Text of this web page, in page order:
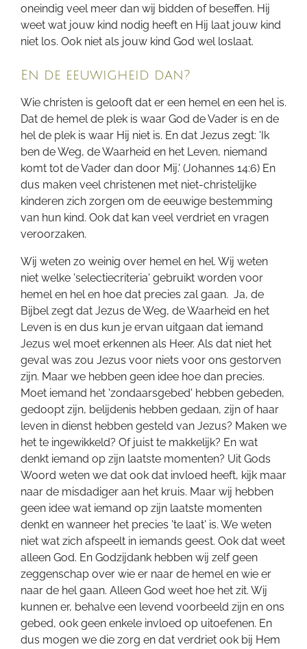
oneindig veel meer dan wij bidden of beseffen. Hij
weet wat jouw kind nodig heeft en Hij laat jouw kind
niet los. Ook niet als jouw kind God wel loslaat.
En de eeuwigheid dan?
Wie christen is gelooft dat er een hemel en een hel is.
Dat de hemel de plek is waar God de Vader is en de
hel de plek is waar Hij niet is. En dat Jezus zegt: 'Ik
ben de Weg, de Waarheid en het Leven, niemand
komt tot de Vader dan door Mij.' (Johannes 14:6) En
dus maken veel christenen met niet-christelijke
kinderen zich zorgen om de eeuwige bestemming
van hun kind. Ook dat kan veel verdriet en vragen
veroorzaken.
Wij weten zo weinig over hemel en hel. Wij weten
niet welke 'selectiecriteria' gebruikt worden voor
hemel en hel en hoe dat precies zal gaan. Ja, de
Bijbel zegt dat Jezus de Weg, de Waarheid en het
Leven is en dus kun je ervan uitgaan dat iemand
Jezus wel moet erkennen als Heer. Als dat niet het
geval was zou Jezus voor niets voor ons gestorven
zijn. Maar we hebben geen idee hoe dan precies.
Moet iemand het 'zondaarsgebed' hebben gebeden,
gedoopt zijn, belijdenis hebben gedaan, zijn of haar
leven in dienst hebben gesteld van Jezus? Maken we
het te ingewikkeld? Of juist te makkelijk? En wat
denkt iemand op zijn laatste momenten? Uit Gods
Woord weten we dat ook dat invloed heeft, kijk maar
naar de misdadiger aan het kruis. Maar wij hebben
geen idee wat iemand op zijn laatste momenten
denkt en wanneer het precies 'te laat' is. We weten
niet wat zich afspeelt in iemands geest. Ook dat weet
alleen God. En Godzijdank hebben wij zelf geen
zeggenschap over wie er naar de hemel en wie er
naar de hel gaan. Alleen God weet hoe het zit. Wij
kunnen er, behalve een levend voorbeeld zijn en ons
gebed, ook geen enkele invloed op uitoefenen. En
dus mogen we die zorg en dat verdriet ook bij Hem